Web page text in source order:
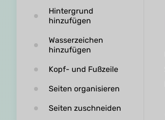
Hintergrund
hinzufügen
Wasserzeichen
hinzufügen
Kopf- und Fußzeile
Seiten organisieren
Seiten zuschneiden